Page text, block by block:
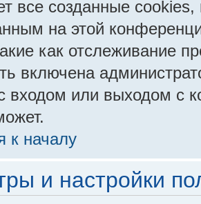
все созданные
на этой
как отслеживание
включена
входом или выходом с
к началу
и настройки